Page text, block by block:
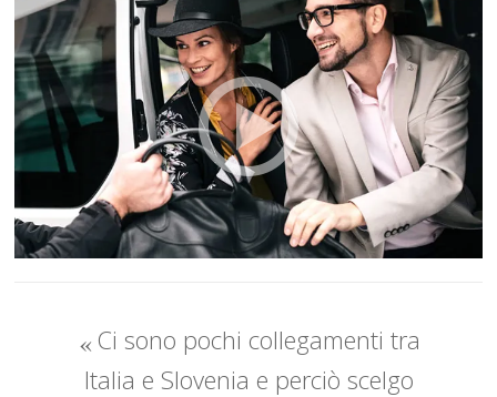
Ci sono pochi collegamenti tra
Italia e Slovenia e perciò scelgo